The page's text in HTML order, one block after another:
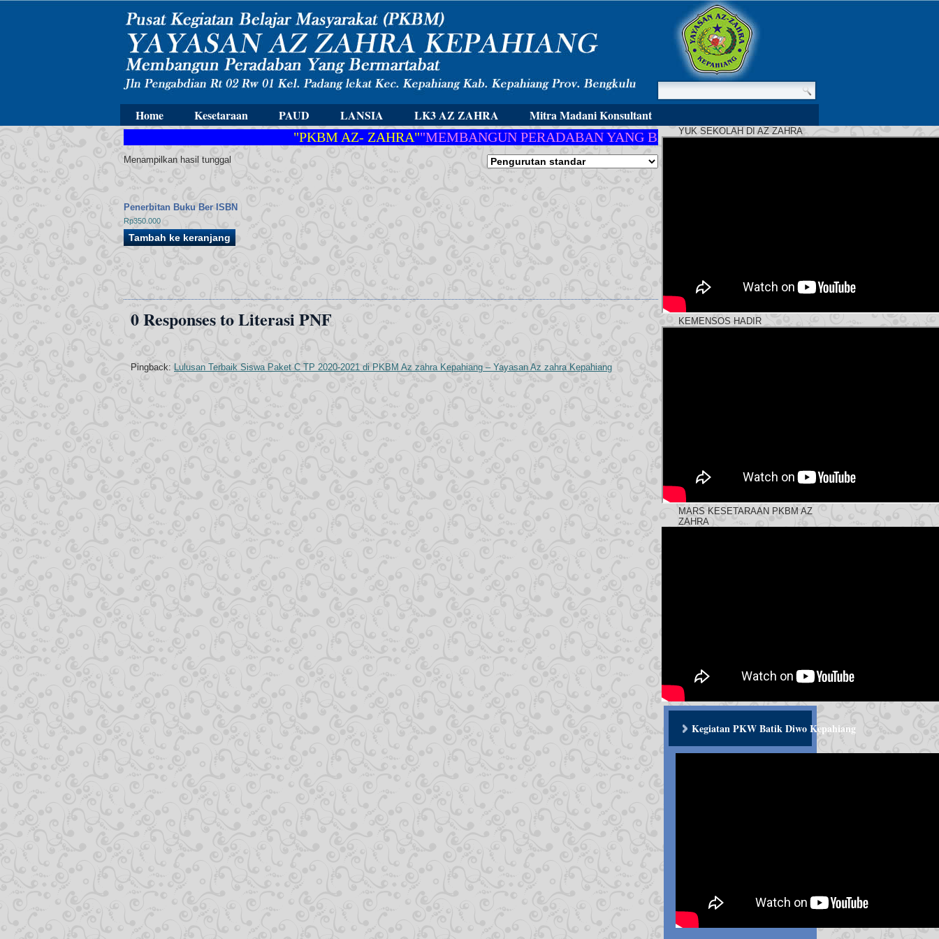
Home Kesetaraan PAUD LANSIA LK3 AZ ZAHRA Mitra Madani Konsultant
"PKBM AZ- ZAHRA""MEMBANGUN PERADABAN YANG BERMARTABAT""MARI KITA TUNTASKAN
Menampilkan hasil tunggal
Penerbitan Buku Ber ISBN
Rp350.000
Tambah ke keranjang
0 Responses to Literasi PNF
Pingback: Lulusan Terbaik Siswa Paket C TP 2020-2021 di PKBM Az zahra Kepahiang – Yayasan Az zahra Kepahiang
YUK SEKOLAH DI AZ ZAHRA
KEMENSOS HADIR
MARS KESETARAAN PKBM AZ
ZAHRA
Kegiatan PKW Batik Diwo Kepahiang